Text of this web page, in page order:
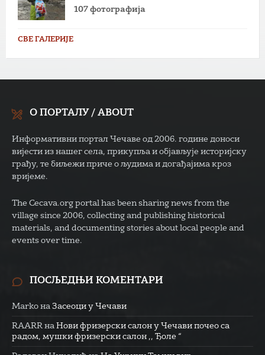
107 фотографија
СВЕ ГАЛЕРИЈЕ
О ПОРТАЛУ / ABOUT
Информативни портал Чечаве од 2006. године доноси
вијести из нашег села, прикупља и објављује историјску
грађу, те биљежи приче о људима и догађајима кроз
вријеме.
The Cecava.org portal has been sharing news from the
village since 2006, collecting and publishing historical
materials, and documenting stories about local people and
events over time.
ПОСЉЕДЊИ КОМЕНТАРИ
Marko на Засеоци у Чечави
RAARR на Нови фризерски салон у Чечави почео са
радом, мушки фризерски салон ,, Ђоле “